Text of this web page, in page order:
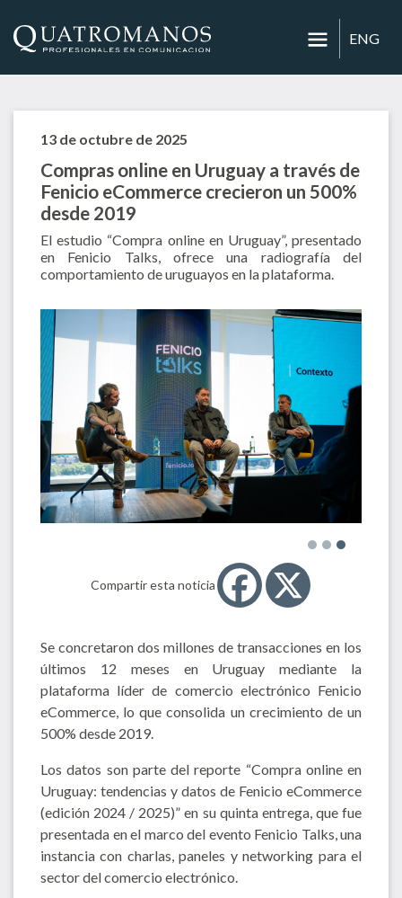
ENG
13 de octubre de 2025
Compras online en Uruguay a través de
Fenicio eCommerce crecieron un 500%
desde 2019
El estudio “Compra online en Uruguay”, presentado
en Fenicio Talks, ofrece una radiografía del
comportamiento de uruguayos en la plataforma.
Compartir esta noticia
Se concretaron dos millones de transacciones en los
últimos 12 meses en Uruguay mediante la
plataforma líder de comercio electrónico Fenicio
eCommerce, lo que consolida un crecimiento de un
500% desde 2019.
Los datos son parte del reporte “Compra online en
Uruguay: tendencias y datos de Fenicio eCommerce
(edición 2024 / 2025)” en su quinta entrega, que fue
presentada en el marco del evento Fenicio Talks, una
instancia con charlas, paneles y networking para el
sector del comercio electrónico.